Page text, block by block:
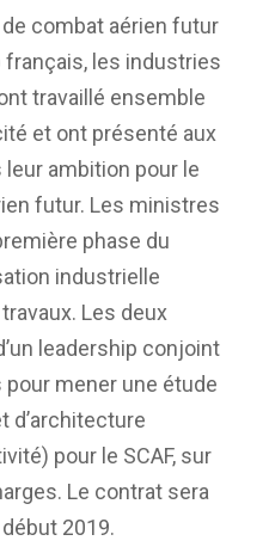
combat aérien futur
français, les industries
travaillé ensemble
et ont présenté aux
ambition pour le
futur. Les ministres
phase du
industrielle
Les deux
leadership conjoint
mener une étude
d’architecture
pour le SCAF, sur
Le contrat sera
2019.